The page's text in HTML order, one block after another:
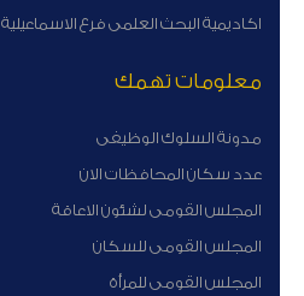
اكاديمية البحث العلمى فرع الاسماعيلية
معلومات تهمك
مدونة السلوك الوظيفى
عدد سكان المحافظات الان
المجلس القومى لشئون الاعاقة
المجلس القومى للسكان
المجلس القومى للمرأة